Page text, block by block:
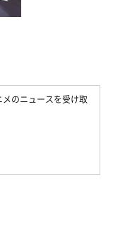
のニュースを受け取